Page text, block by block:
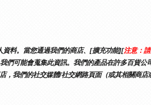
資料。當您通過我們的商店、[擴充功能][注意：
可能會蒐集此資訊。我們的產品在許多百貨
，我們的社交媒體/社交網路頁面（或其相關商